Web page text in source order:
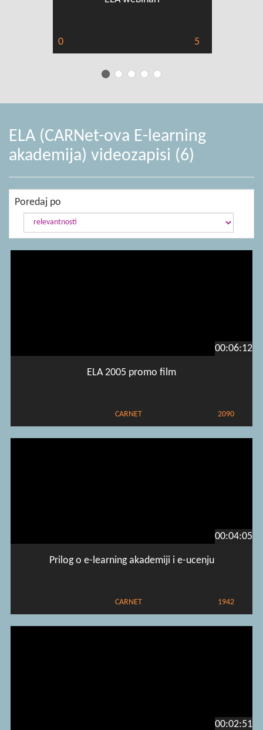
0 5
ELA (CARNet-ova E-learning
akademija) videozapisi (6)
Poredaj po
00:06:12
ELA 2005 promo film
CARNET 2090
00:04:05
Prilog o e-learning akademiji i e-ucenju
CARNET 1942
00:02:51